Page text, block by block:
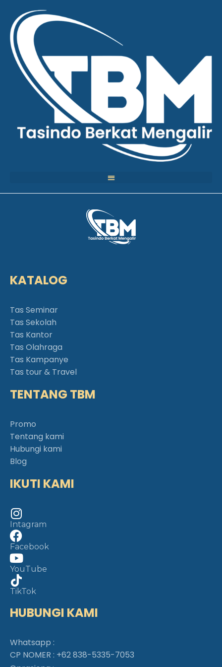
KATALOG
Tas Seminar
Tas Sekolah
Tas Kantor
Tas Olahraga
Tas Kampanye
Tas tour & Travel
TENTANG TBM
Promo
Tentang kami
Hubungi kami
Blog
IKUTI KAMI
Intagram
Facebook
YouTube
TikTok
HUBUNGI KAMI
Whatsapp :
CP NOMER : +62 838-5335-7053